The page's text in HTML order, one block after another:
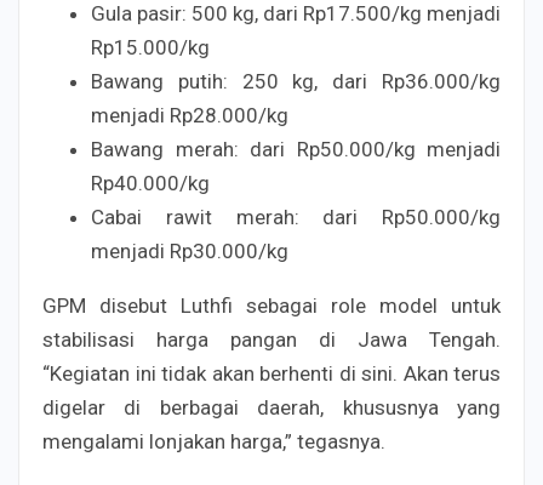
Gula pasir: 500 kg, dari Rp17.500/kg menjadi
Rp15.000/kg
Bawang putih: 250 kg, dari Rp36.000/kg
menjadi Rp28.000/kg
Bawang merah: dari Rp50.000/kg menjadi
Rp40.000/kg
Cabai rawit merah: dari Rp50.000/kg
menjadi Rp30.000/kg
GPM disebut Luthfi sebagai role model untuk
stabilisasi harga pangan di Jawa Tengah.
“Kegiatan ini tidak akan berhenti di sini. Akan terus
digelar di berbagai daerah, khususnya yang
mengalami lonjakan harga,” tegasnya.